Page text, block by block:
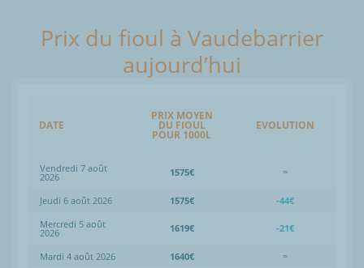
Prix du fioul à Vaudebarrier
aujourd’hui
DATE
PRIX MOYEN
DU FIOUL
POUR 1000L
EVOLUTION
Vendredi 7 août
2026 1575€ =
Jeudi 6 août 2026 1575€
-44€
Mercredi 5 août
2026 1619€ -21€
Mardi 4 août 2026 1640€
=